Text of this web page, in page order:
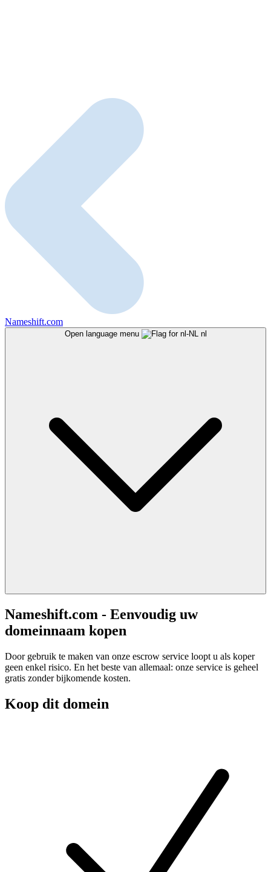
Nameshift.com
Open language menu nl
Nameshift.com - Eenvoudig uw
domeinnaam kopen
Door gebruik te maken van onze escrow service loopt u als koper
geen enkel risico. En het beste van allemaal: onze service is geheel
gratis zonder bijkomende kosten.
Koop dit domein